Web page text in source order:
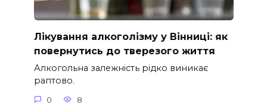
Лікування алкоголізму у Вінниці: як
повернутись до тверезого життя
Алкогольна залежність рідко виникає
раптово.
0 8